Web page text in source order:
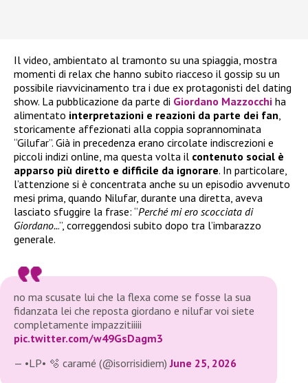
Il video, ambientato al tramonto su una spiaggia, mostra
momenti di relax che hanno subito riacceso il gossip su un
possibile riavvicinamento tra i due ex protagonisti del dating
show. La pubblicazione da parte di Giordano Mazzocchi ha
alimentato interpretazioni e reazioni da parte dei fan
storicamente affezionati alla coppia soprannominata
“Gilufar”. Già in precedenza erano circolate indiscrezioni e
piccoli indizi online, ma questa volta il contenuto social è
apparso più diretto e difficile da ignorare. In particolare,
l’attenzione si è concentrata anche su un episodio avvenuto
mesi prima, quando Nilufar, durante una diretta, aveva
lasciato sfuggire la frase: “Perché mi ero scocciata di
Giordano...”, correggendosi subito dopo tra l’imbarazzo
generale.
no ma scusate lui che la flexa come se fosse la sua
fidanzata lei che reposta giordano e nilufar voi siete
completamente impazzitiiiii
pic.twitter.com/w49GsDagm3
— •LP• 🫧 caramé (@isorrisidiem)June 25, 2026